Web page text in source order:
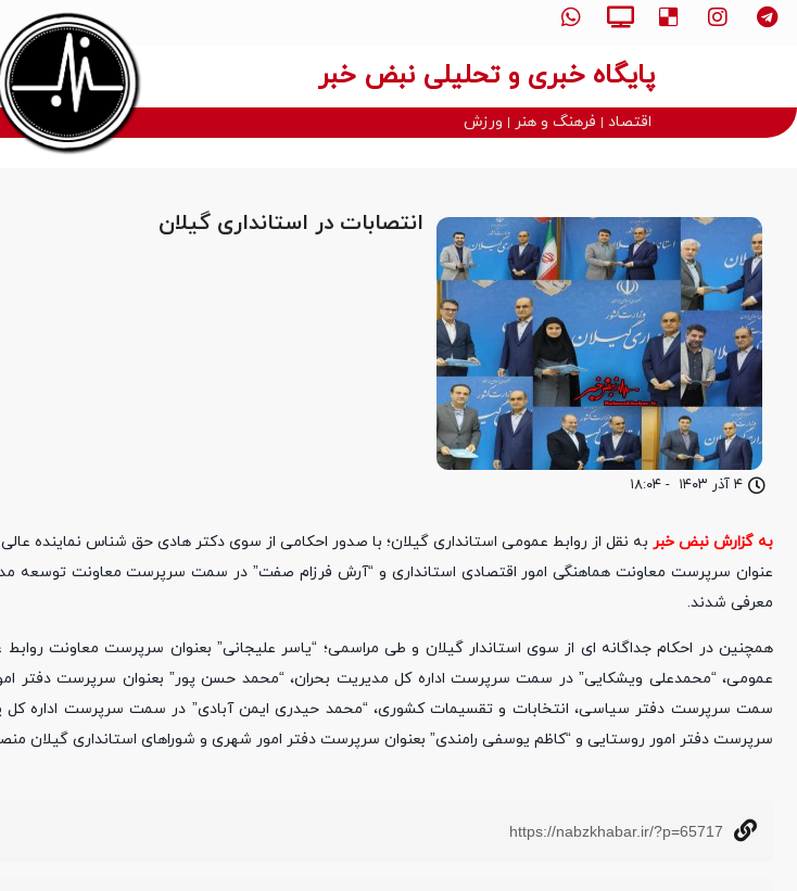
پایگاه خبری و تحلیلی نبض خبر
اقتصاد فرهنگ و هنر ورزش
۴ آذر ۱۴۰۳ - ۱۸:۰۴
انتصابات در استانداری گیلان
به گزارش نبض خبر به نقل از روابط عمومی استانداری گیلان؛ با صدور احکامی از سوی دکتر هادی حق شناس نماینده
عنوان سرپرست معاونت هماهنگی امور اقتصادی استانداری و “آرش فرزام صفت” در سمت سرپرست معاونت توسعه
معرفی شدند.
همچنین در احکام جداگانه ای از سوی استاندار گیلان و طی مراسمی؛ “یاسر علیجانی” بعنوان سرپرست معاونت روابط
عمومی، “محمدعلی ویشکایی” در سمت سرپرست اداره کل مدیریت بحران، “محمد حسن پور” بعنوان سرپرست دفتر
سمت سرپرست دفتر سیاسی، انتخابات و تقسیمات کشوری، “محمد حیدری ایمن آبادی” در سمت سرپرست اداره کل
سرپرست دفتر امور روستایی و “کاظم یوسفی رامندی” بعنوان سرپرست دفتر امور شهری و شوراهای استانداری گیلان
https://nabzkhabar.ir/?p=65717